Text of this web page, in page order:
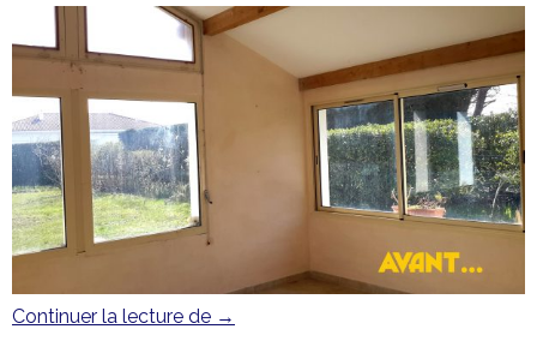
Continuer la lecture de Le programme du mois de mars
→